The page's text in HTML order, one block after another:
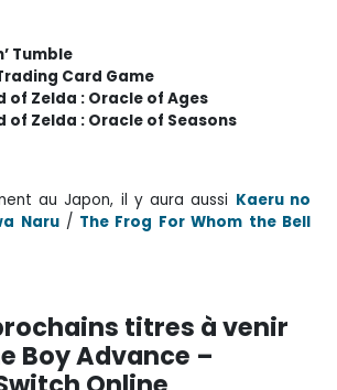
Tumble
Card Game
of Zelda : Oracle of Ages
of Zelda : Oracle of Seasons
au Japon, il y aura aussi Kaeru no
Naru/ The Frog For Whom the Bell
titres à venir
Boy Advance –